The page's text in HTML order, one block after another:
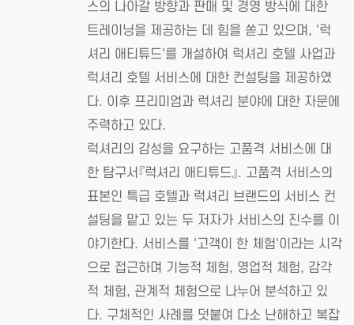
스의 나아갈 방향과 판매 및 경영 방식에 대한
트레이닝을 제공하는 데 힘을 쏟고 있으며, '럭
셔리 애티튜드'를 개설하여 럭셔리 호텔 사업과
럭셔리 호텔 서비스에 대한 컨설팅을 제공하였
다. 이후 프리미엄과 럭셔리 분야에 대한 자문에
주력하고 있다.
럭셔리의 감성을 요구하는 고품격 서비스에 대
한 탐구서『럭셔리 애티튜드』. 고품격 서비스의
표본인 특급 호텔과 럭셔리 브랜드의 서비스 컨
설팅을 맡고 있는 두 저자가 서비스의 진수를 이
야기한다. 서비스를 '고객이 한 체험'이라는 시각
으로 접근하며 기능적 체험, 영업적 체험, 감각
적 체험, 관계적 체험으로 나누어 분석하고 있
다. 구체적인 사례를 덧붙여 다소 난해하고 복잡